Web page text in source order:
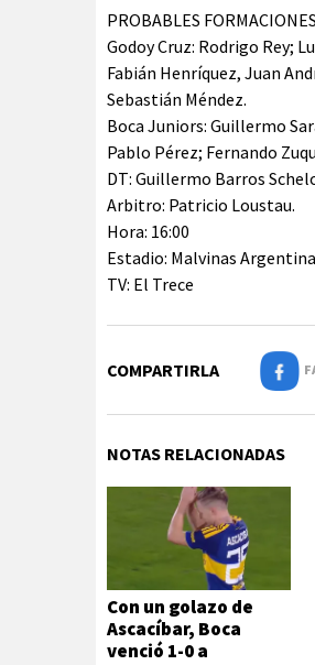
PROBABLES FORMACIONES
Godoy Cruz: Rodrigo Rey;
Fabián Henríquez, Juan
Sebastián Méndez.
Boca Juniors: Guillermo
Pablo Pérez; Fernando
DT: Guillermo Barros
Arbitro: Patricio Loustau.
Hora: 16:00
Estadio: Malvinas
TV: El Trece
COMPARTIRLA
NOTAS RELACIONADAS
Con un golazo de
Ascacíbar, Boca
venció 1-0 a